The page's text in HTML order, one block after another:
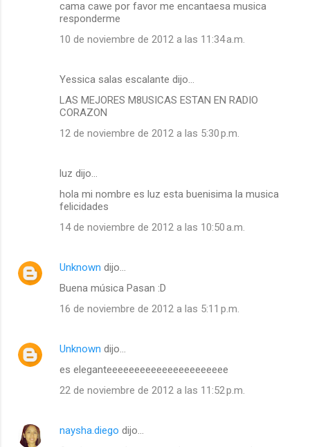
cama cawe por favor me encantaesa musica
responderme
10 de noviembre de 2012 a las 11:34 a.m.
Yessica salas escalante dijo…
LAS MEJORES M8USICAS ESTAN EN RADIO
CORAZON
12 de noviembre de 2012 a las 5:30 p.m.
luz dijo…
hola mi nombre es luz esta buenisima la musica
felicidades
14 de noviembre de 2012 a las 10:50 a.m.
Unknown dijo…
Buena música Pasan :D
16 de noviembre de 2012 a las 5:11 p.m.
Unknown dijo…
es eleganteeeeeeeeeeeeeeeeeeeeee
22 de noviembre de 2012 a las 11:52 p.m.
naysha.diego dijo…